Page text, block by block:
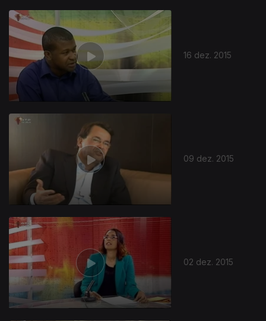
16 dez. 2015
09 dez. 2015
02 dez. 2015